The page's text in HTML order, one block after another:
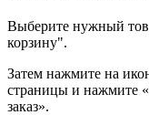
Выберите нужный
корзину".
Затем нажмите на
страницы и нажмите
заказ».